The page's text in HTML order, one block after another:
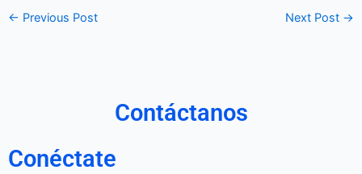
← Previous Post Next Post →
Contáctanos
Conéctate